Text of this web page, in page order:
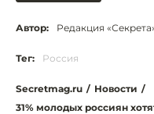
Автор: Редакция
Тег: Россия
Secretmag.ru / Новости /
31% молодых россиян